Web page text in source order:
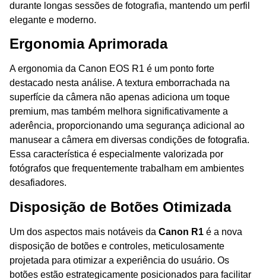
durante longas sessões de fotografia, mantendo um perfil
elegante e moderno.
Ergonomia Aprimorada
A ergonomia da Canon EOS R1 é um ponto forte
destacado nesta análise. A textura emborrachada na
superfície da câmera não apenas adiciona um toque
premium, mas também melhora significativamente a
aderência, proporcionando uma segurança adicional ao
manusear a câmera em diversas condições de fotografia.
Essa característica é especialmente valorizada por
fotógrafos que frequentemente trabalham em ambientes
desafiadores.
Disposição de Botões Otimizada
Um dos aspectos mais notáveis da Canon R1 é a nova
disposição de botões e controles, meticulosamente
projetada para otimizar a experiência do usuário. Os
botões estão estrategicamente posicionados para facilitar